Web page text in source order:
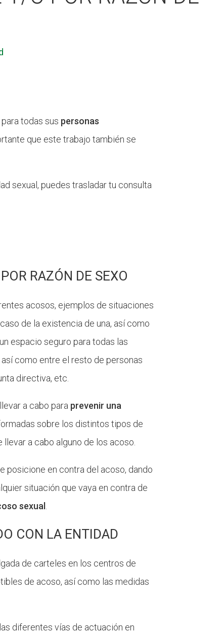
para todas sus personas
que este trabajo también se
sexual, puedes trasladar tu consulta
RAZÓN DE SEXO
acosos, ejemplos de situaciones
de la existencia de una, así como
espacio seguro para todas las
como entre el resto de personas
directiva, etc.
a cabo para prevenir una
sobre los distintos tipos de
a cabo alguno de los acoso.
posicione en contra del acoso, dando
situación que vaya en contra de
sexual
CON LA ENTIDAD
de carteles en los centros de
de acoso, así como las medidas
diferentes vías de actuación en